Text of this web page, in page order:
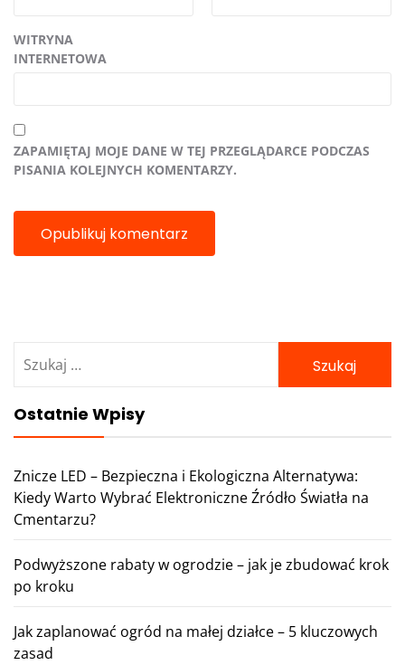
WITRYNA
INTERNETOWA
ZAPAMIĘTAJ MOJE DANE W TEJ PRZEGLĄDARCE PODCZAS
PISANIA KOLEJNYCH KOMENTARZY.
Ostatnie Wpisy
Znicze LED – Bezpieczna i Ekologiczna Alternatywa:
Kiedy Warto Wybrać Elektroniczne Źródło Światła na
Cmentarzu?
Podwyższone rabaty w ogrodzie – jak je zbudować krok
po kroku
Jak zaplanować ogród na małej działce – 5 kluczowych
zasad